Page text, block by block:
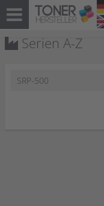
Serien A-Z
SRP-500